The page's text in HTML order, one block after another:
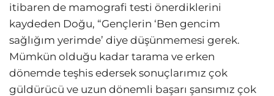
itibaren de mamografi testi önerdiklerini
kaydeden Doğu, “Gençlerin ‘Ben gencim
sağlığım yerimde’ diye düşünmemesi gerek.
Mümkün olduğu kadar tarama ve erken
dönemde teşhis edersek sonuçlarımız çok
güldürücü ve uzun dönemli başarı şansımız çok